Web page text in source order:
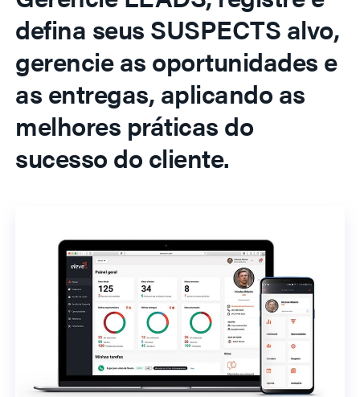
defina seus SUSPECTS alvo,
gerencie as oportunidades e
as entregas, aplicando as
melhores práticas do
sucesso do cliente.